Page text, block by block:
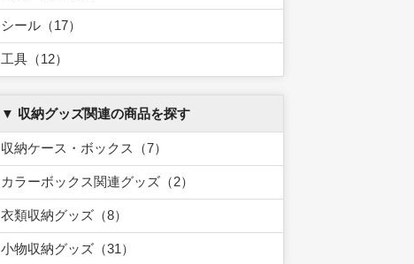
シール（17）
工具（12）
▼ 収納グッズ関連の商品を探す
収納ケース・ボックス（7）
カラーボックス関連グッズ（2）
衣類収納グッズ（8）
小物収納グッズ（31）